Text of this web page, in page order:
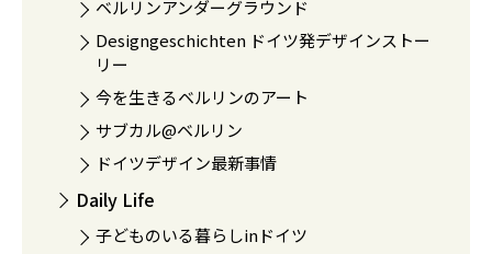
ベルリンアンダーグラウンド
Designgeschichten ドイツ発デザインストー
リー
今を生きるベルリンのアート
サブカル@ベルリン
ドイツデザイン最新事情
Daily Life
子どものいる暮らしinドイツ